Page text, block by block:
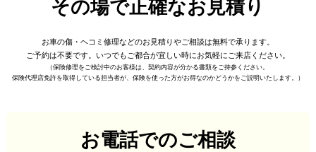
その場で正確なお見積り
お車の傷・ヘコミ修理などのお見積りやご相談は無料で承ります。
ご予約は不要です。 いつでもご都合が宜しい時にお気軽にご来店ください。
（保険修理をご検討中のお客様は、契約内容が分かる書類をご持参ください。
保険代理店免許を取得している担当者が、 保険を使った方がお得なのかどうかをご説明いたします。）
お電話でのご相談